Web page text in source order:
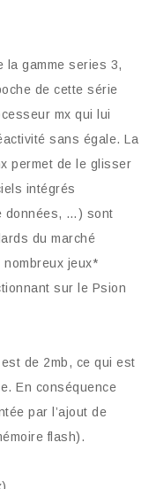
la gamme series 3,
de cette série
mx qui lui
sans égale. La
permet de le glisser
intégrés
données, …) sont
du marché
jeux*
sur le Psion
de 2mb, ce qui est
En conséquence
par l’ajout de
flash).